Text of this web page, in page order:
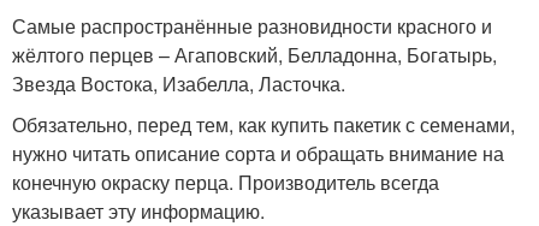
Самые распространённые разновидности красного и
жёлтого перцев – Агаповский, Белладонна, Богатырь,
Звезда Востока, Изабелла, Ласточка.
Обязательно, перед тем, как купить пакетик с семенами,
нужно читать описание сорта и обращать внимание на
конечную окраску перца. Производитель всегда
указывает эту информацию.